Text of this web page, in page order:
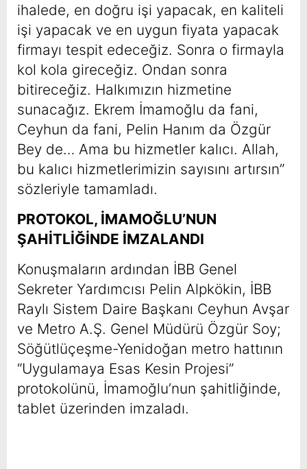
ihalede, en doğru işi yapacak, en kaliteli
işi yapacak ve en uygun fiyata yapacak
firmayı tespit edeceğiz. Sonra o firmayla
kol kola gireceğiz. Ondan sonra
bitireceğiz. Halkımızın hizmetine
sunacağız. Ekrem İmamoğlu da fani,
Ceyhun da fani, Pelin Hanım da Özgür
Bey de… Ama bu hizmetler kalıcı. Allah,
bu kalıcı hizmetlerimizin sayısını artırsın”
sözleriyle tamamladı.
PROTOKOL, İMAMOĞLU’NUN
ŞAHİTLİĞİNDE İMZALANDI
Konuşmaların ardından İBB Genel
Sekreter Yardımcısı Pelin Alpkökin, İBB
Raylı Sistem Daire Başkanı Ceyhun Avşar
ve Metro A.Ş. Genel Müdürü Özgür Soy;
Söğütlüçeşme-Yenidoğan metro hattının
“Uygulamaya Esas Kesin Projesi”
protokolünü, İmamoğlu’nun şahitliğinde,
tablet üzerinden imzaladı.